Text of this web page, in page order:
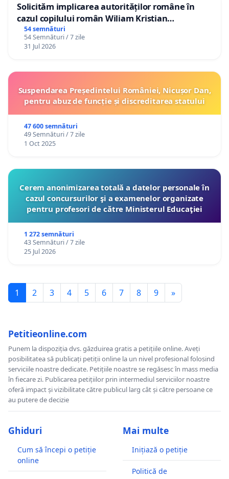
Solicităm implicarea autorităților române în
cazul copilului român Wiliam Kristian
Gheorghe, aflat în plasament în Danemarca de
12 ani
54 semnături
54 Semnături / 7 zile
31 Jul 2026
Suspendarea Președintelui României, Nicușor Dan,
pentru abuz de funcție și discreditarea statului
47 600 semnături
49 Semnături / 7 zile
1 Oct 2025
Cerem anonimizarea totală a datelor personale în
cazul concursurilor şi a examenelor organizate
pentru profesori de către Ministerul Educaţiei
1 272 semnături
43 Semnături / 7 zile
25 Jul 2026
1 2 3 4 5 6 7 8 9 »
Petitieonline.com
Punem la dispoziția dvs. găzduirea gratis a petițiile online. Aveți
posibilitatea să publicați petiții online la un nivel profesional folosind
serviciile noastre dedicate. Petițiile noastre se regăsesc în mass media
în fiecare zi. Publicarea petițiilor prin intermediul serviciilor noastre
oferă impact și vizibilitate către publicul larg cât și către persoane ce
au putere de decizie
Ghiduri
Cum să începi o petiție
online
Mai multe
Inițiază o petiție
Politică de